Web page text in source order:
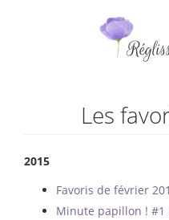
Les
2015
Favoris de février
Minute papillon ! #1